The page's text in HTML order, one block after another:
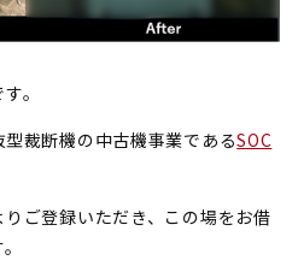
。
裁断機の中古機事業であるSOC
ご登録いただき、この場をお借